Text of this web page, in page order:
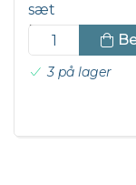
sæt
DKK 281,86 inkl.
3 på lager